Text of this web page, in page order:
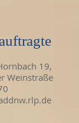
19,
Weinstraße